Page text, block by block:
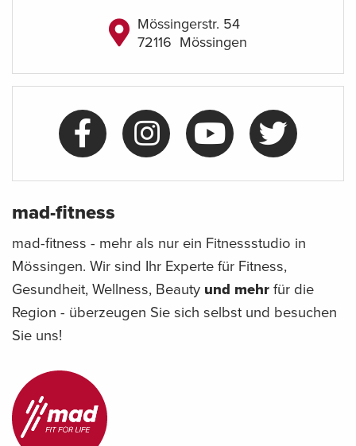
Mössingerstr. 54
72116 Mössingen
mad-fitness
mad-fitness - mehr als nur ein Fitnessstudio in
Mössingen. Wir sind Ihr Experte für Fitness,
Gesundheit, Wellness, Beauty und mehrfür die
Region - überzeugen Sie sich selbst und besuchen
Sie uns!